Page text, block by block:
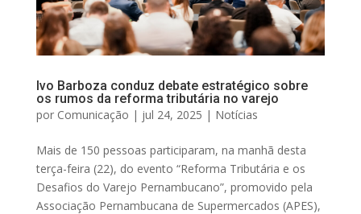
Ivo Barboza conduz debate estratégico sobre
os rumos da reforma tributária no varejo
por Comunicação | jul 24, 2025 | Notícias
Mais de 150 pessoas participaram, na manhã desta
terça-feira (22), do evento “Reforma Tributária e os
Desafios do Varejo Pernambucano”, promovido pela
Associação Pernambucana de Supermercados (APES),